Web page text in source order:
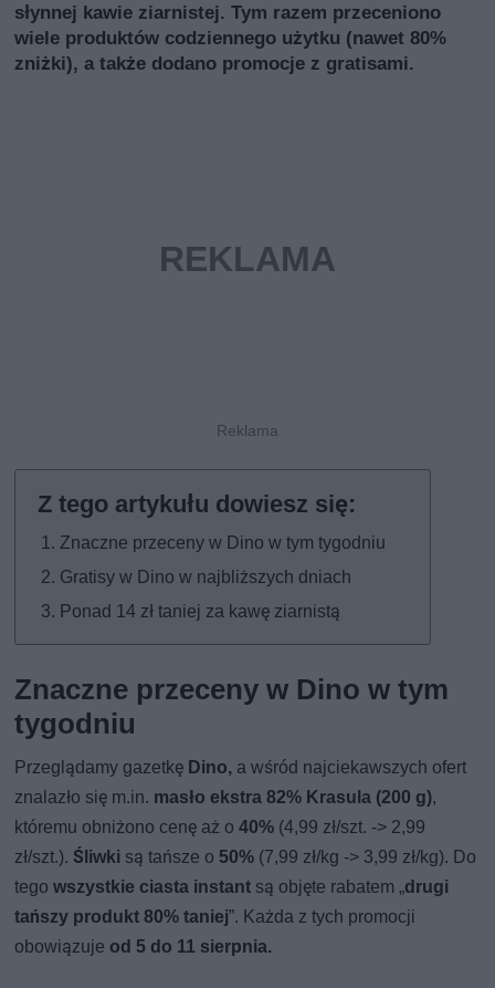
słynnej kawie ziarnistej. Tym razem przeceniono
wiele produktów codziennego użytku (nawet 80%
zniżki), a także dodano promocje z gratisami.
Znaczne przeceny w Dino w tym tygodniu
Gratisy w Dino w najbliższych dniach
Ponad 14 zł taniej za kawę ziarnistą
Znaczne przeceny w Dino w tym
tygodniu
Przeglądamy gazetkę Dino, a wśród najciekawszych ofert
znalazło się m.in. masło ekstra 82% Krasula (200 g),
któremu obniżono cenę aż o40% (4,99 zł/szt. -> 2,99
zł/szt.). Śliwki są tańsze o 50% (7,99 zł/kg -> 3,99 zł/kg). Do
tegowszystkie ciasta instant są objęte rabatem „drugi
tańszy produkt 80% taniej”. Każda z tych promocji
obowiązuje od 5 do 11 sierpnia.